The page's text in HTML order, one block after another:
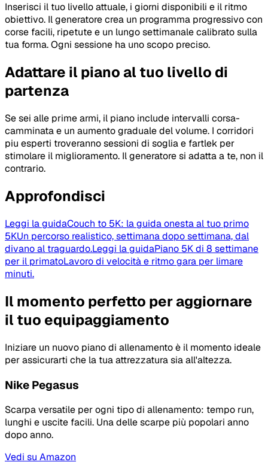
Inserisci il tuo livello attuale, i giorni disponibili e il ritmo
obiettivo. Il generatore crea un programma progressivo con
corse facili, ripetute e un lungo settimanale calibrato sulla
tua forma. Ogni sessione ha uno scopo preciso.
Adattare il piano al tuo livello di
partenza
Se sei alle prime armi, il piano include intervalli corsa-
camminata e un aumento graduale del volume. I corridori
piu esperti troveranno sessioni di soglia e fartlek per
stimolare il miglioramento. Il generatore si adatta a te, non il
contrario.
Approfondisci
Leggi la guidaCouch to 5K: la guida onesta al tuo primo
5KUn percorso realistico, settimana dopo settimana, dal
divano al traguardo.Leggi la guidaPiano 5K di 8 settimane
per il primatoLavoro di velocità e ritmo gara per limare
minuti.
Il momento perfetto per aggiornare
il tuo equipaggiamento
Iniziare un nuovo piano di allenamento è il momento ideale
per assicurarti che la tua attrezzatura sia all'altezza.
Nike Pegasus
Scarpa versatile per ogni tipo di allenamento: tempo run,
lunghi e uscite facili. Una delle scarpe più popolari anno
dopo anno.
Vedi su Amazon